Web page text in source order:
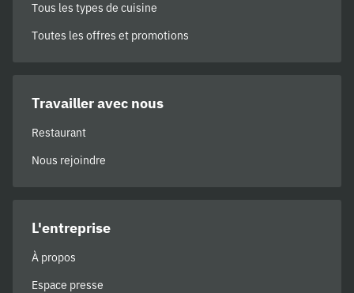
Tous les types de cuisine
Toutes les offres et promotions
Travailler avec nous
Restaurant
Nous rejoindre
L'entreprise
À propos
Espace presse